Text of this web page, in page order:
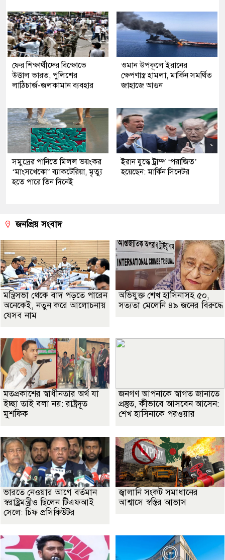
ফের শিক্ষার্থীদের বিক্ষোভে
উত্তাল ভারত, পুলিশের
লাঠিচার্জ-জলকামান ব্যবহার
ওমান উপকূলে ইরানের
ক্ষেপণাস্ত্র হামলা, মার্কিন সমর্থিত
জাহাজে আগুন
সমুদ্রের পানিতে মিলল ভয়ংকর
‘মাংসখেকো’ ব্যাকটেরিয়া, মৃত্যু
হতে পারে তিন দিনেই
ইরান যুদ্ধে ট্রাম্প ‘পরাজিত’
হয়েছেন: মার্কিন সিনেটর
জনপ্রিয় সংবাদ
মন্ত্রিসভা থেকে বাদ পড়তে পারেন
অনেকেই, নতুন করে আলোচনায়
যেসব নাম
অভিযুক্ত শেখ হাসিনাসহ ৫০,
সত্যতা মেলেনি ৪৯ জনের বিরুদ্ধে
মতপ্রকাশের স্বাধীনতার অর্থ যা
ইচ্ছা তাই বলা নয়: রাষ্ট্রদূত
মুশফিক
জনগণ আপনাকে স্বাগত জানাতে
প্রস্তুত, কীভাবে আসবেন আসেন:
শেখ হাসিনাকে পরওয়ার
ভারতে নেওয়ার আগে বর্তমান
স্বরাষ্ট্রমন্ত্রীও ছিলেন টিএফআই
সেলে: চিফ প্রসিকিউটর
জ্বালানি সংকট সমাধানের
আশ্বাসে স্বস্তির আভাস